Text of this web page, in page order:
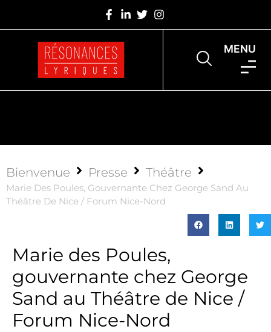
MENU
Bienvenue Presse Théâtre
Marie Des Poules, Gouvernante Chez George Sand Au
Théâtre De Nice / Forum Nice-Nord
Marie des Poules,
gouvernante chez George
Sand au Théâtre de Nice /
Forum Nice-Nord